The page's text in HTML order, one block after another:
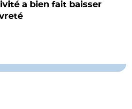
a bien fait baisser